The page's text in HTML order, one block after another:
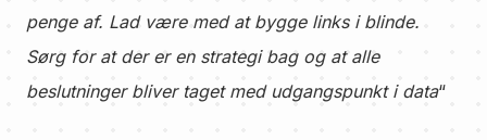
penge af. Lad være med at bygge links i blinde.
Sørg for at der er en strategi bag og at alle
beslutninger bliver taget med udgangspunkt i data“